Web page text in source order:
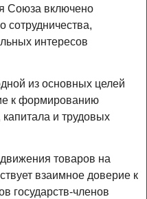
Союза включено
сотрудничества,
интересов
из основных целей
к формированию
капитала и трудовых
товаров на
взаимное доверие к
государств-членов